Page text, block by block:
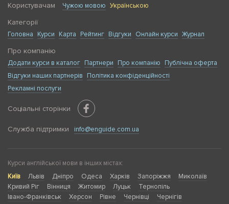
Користувачам Чужою мовою Українською
Категорії
Головна Курси Карта Рейтинг Відгуки Онлайн курси Журнал
Про компанію
Додати курси в каталог Партнери Про компанію
Публічна оферта
Відгуки наших партнерів
Політика конфіденційності
Рекламні послуги
Соціальні сторінки
Служба підтримки info@enguide.com.ua
Курси англійської мови в інших містах:
Київ
Львів Дніпро Одеса Харків Запоріжжя
Миколаїв
Кривий Ріг
Вінниця Житомир Луцьк
Тернопіль
Івано-Франківськ
Херсон Рівне Чернівці
Чернігів